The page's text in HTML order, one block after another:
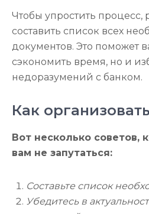
Чтобы упростить процесс,
составить список всех
документов. Это поможет
сэкономить время, но и
недоразумений с банком.
Как
Вот несколько советов,
вам не запутаться:
Составьте список
Убедитесь в